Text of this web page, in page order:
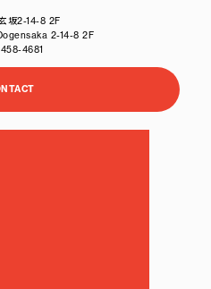
坂2-14-8 2F
2-14-8 2F
4681